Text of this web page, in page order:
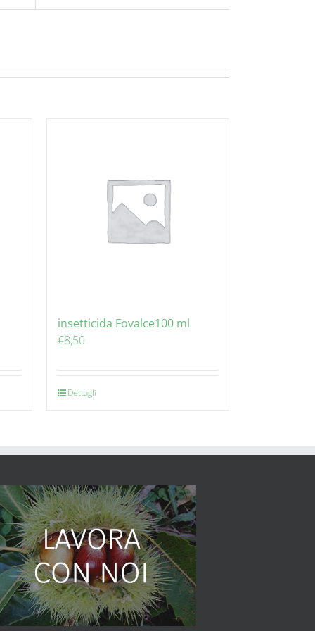
insetticida Fovalce100 ml
€8,50
Dettagli